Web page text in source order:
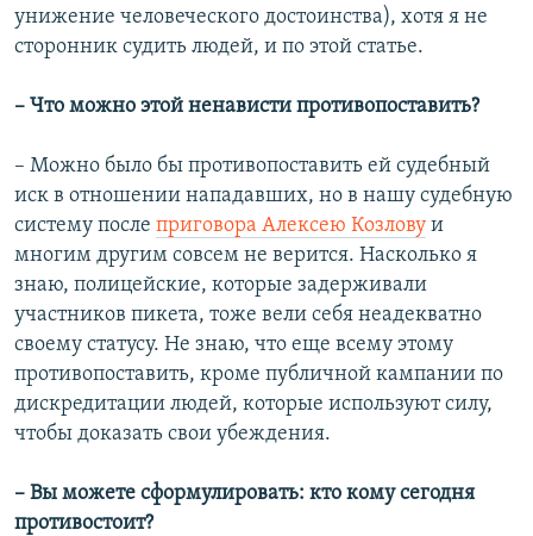
унижение человеческого достоинства), хотя я не
сторонник судить людей, и по этой статье.
– Что можно этой ненависти противопоставить?
– Можно было бы противопоставить ей судебный
иск в отношении нападавших, но в нашу судебную
систему после приговора Алексею Козлову и
многим другим совсем не верится. Насколько я
знаю, полицейские, которые задерживали
участников пикета, тоже вели себя неадекватно
своему статусу. Не знаю, что еще всему этому
противопоставить, кроме публичной кампании по
дискредитации людей, которые используют силу,
чтобы доказать свои убеждения.
– Вы можете сформулировать: кто кому сегодня
противостоит?